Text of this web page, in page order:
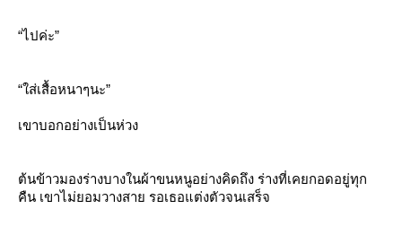
“ไปค่ะ”
“ใส่เสื้อหนาๆนะ”
เขาบอกอย่างเป็นห่วง
ต้นข้าวมองร่างบางในผ้าขนหนูอย่างคิดถึง ร่างที่เคยกอดอยู่ทุก
คืน เขาไม่ยอมวางสาย รอเธอแต่งตัวจนเสร็จ